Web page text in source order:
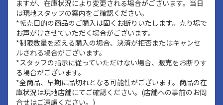
ますが、在庫状況により変更される場合がございます。当日
は現地スタッフの案内をご確認ください。
*転売目的の商品のご購入は固くお断りいたします。売り場で
お声がけさせていただく場合がございます。
*制限数量を超える購入の場合、決済が拒否またはキャンセ
ルされる場合がございます。
*スタッフの指示に従っていただけない場合、販売をお断りす
る場合がございます。
*全商品、早期に品切れとなる可能性がございます。商品の在
庫状況は現地店舗にてご確認ください。(店舗への事前のお問
合せはご遠慮ください。)